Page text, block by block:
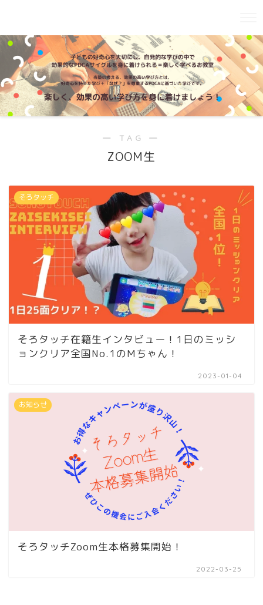
― TAG ―
ZOOM生
そろタッチ
そろタッチ在籍生インタビュー！1日のミッシ
ョンクリア全国No.1のMちゃん！
2023-01-04
お知らせ
そろタッチZoom生本格募集開始！
2022-03-25